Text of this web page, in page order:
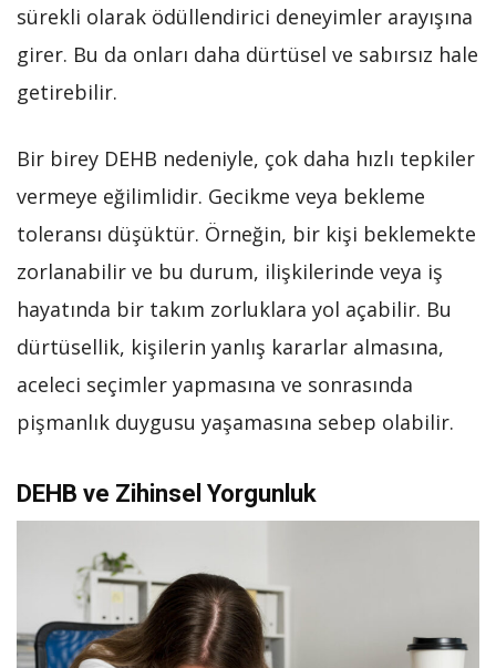
sürekli olarak ödüllendirici deneyimler arayışına
girer. Bu da onları daha dürtüsel ve sabırsız hale
getirebilir.
Bir birey DEHB nedeniyle, çok daha hızlı tepkiler
vermeye eğilimlidir. Gecikme veya bekleme
toleransı düşüktür. Örneğin, bir kişi beklemekte
zorlanabilir ve bu durum, ilişkilerinde veya iş
hayatında bir takım zorluklara yol açabilir. Bu
dürtüsellik, kişilerin yanlış kararlar almasına,
aceleci seçimler yapmasına ve sonrasında
pişmanlık duygusu yaşamasına sebep olabilir.
DEHB ve Zihinsel Yorgunluk